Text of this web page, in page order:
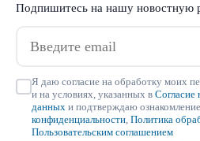
Подпишитесь на нашу новостную
Я даю согласие на обработку моих
и на условиях, указанных в Согласие
данных и подтверждаю
конфиденциальности Политика
Пользовательским соглашением